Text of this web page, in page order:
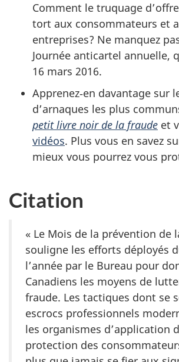
Comment le truquage
tort aux consommateurs et
entreprises? Ne manquez
Journée anticartel annuelle,
16 mars 2016.
Apprenez‑en davantage sur
d’arnaques les plus
petit livre noir de la fraude et
vidéos. Plus vous en savez
mieux vous pourrez vous
Citation
« Le Mois de la prévention de
souligne les efforts déployés
l’année par le Bureau pour
Canadiens les moyens de
fraude. Les tactiques dont se
escrocs professionnels
les organismes d’application
protection des